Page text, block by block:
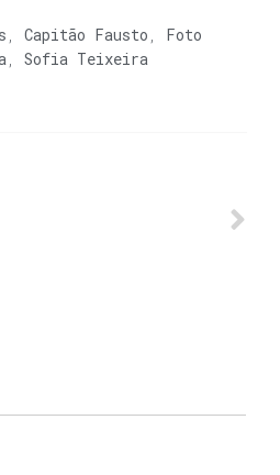
, Capitão Fausto , Foto
, Sofia Teixeira